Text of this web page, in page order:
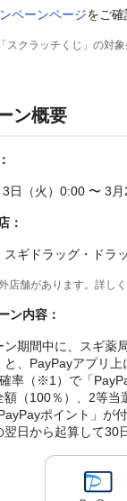
ペーンページをご確
スクラッチくじ」の対
ン概要
日（火）0:00 〜 3
：
スギドラッグ・ドラ
店舗があります。詳し
ン内容：
ン期間中に、スギ薬
と、PayPayアプリ
率（※1）で「
額（100％）、2等当
ポイント」が
翌日から起算して30